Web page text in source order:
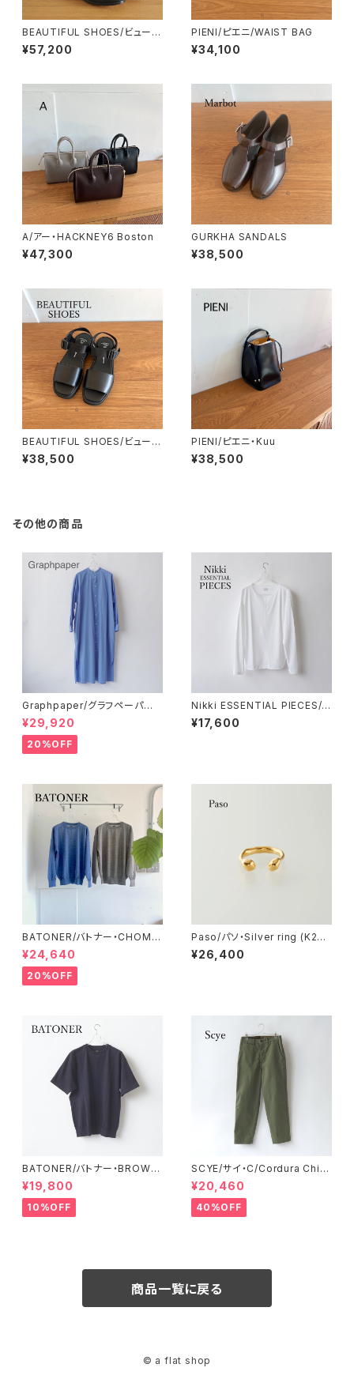
BEAUTIFUL SHOES/ビューテ
ィフルシューズ・FRENCHLOAF
ER（LEATHER SOLE）
¥57,200
PIENI/ピエニ/WAIST BAG
¥34,100
A/アー・HACKNEY6 Boston
¥47,300
GURKHA SANDALS
¥38,500
BEAUTIFUL SHOES/ビューテ
ィフルシューズ・UTILITY SAN
DALS
¥38,500
PIENI/ピエニ・Kuu
¥38,500
その他の商品
Graphpaper/グラフペーパー・
Broad Band Collar Oversiz
ed Shirt Dress
¥29,920
20%OFF
Nikki ESSENTIAL PIECES/ニ
ッキエッセンシャルピーシーズ・
Super Twist Circular Rib L
¥17,600
BATONER/バトナー・CHOMA
CREW NECK
¥24,640
20%OFF
Paso/パソ・Silver ring (K24
gold plated)
¥26,400
BATONER/バトナー・BROWSI
NG T-SHIRT
¥19,800
10%OFF
SCYE/サイ・C/Cordura Chin
o Military Pants
¥20,460
40%OFF
商品一覧に戻る
© a flat shop